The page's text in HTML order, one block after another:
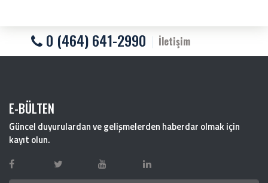
0 (464) 641-2990 İletişim
E-BÜLTEN
Güncel duyurulardan ve gelişmelerden haberdar olmak için
kayıt olun.